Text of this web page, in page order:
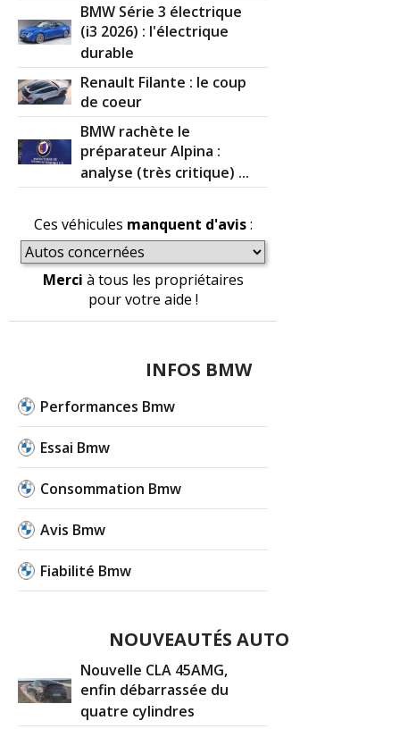
BMW Série 3 électrique
(i3 2026) : l'électrique
durable
Renault Filante : le coup
de coeur
BMW rachète le
préparateur Alpina :
analyse (très critique) ...
Ces véhicules manquent d'avis:
Merci à tous les propriétaires
pour votre aide !
INFOS BMW
Performances Bmw
Essai Bmw
Consommation Bmw
Avis Bmw
Fiabilité Bmw
NOUVEAUTÉS AUTO
Nouvelle CLA 45AMG,
enfin débarrassée du
quatre cylindres